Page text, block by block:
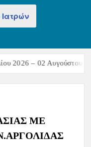
2026 – 02 Αυγούστου
ΜΕ